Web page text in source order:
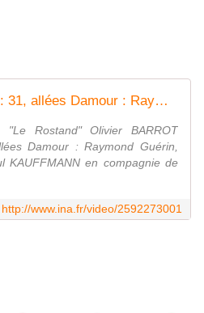
Jean Paul Kauffmann : 31, allées Damour : Raymond Guérin, 1905 1955
Rostand" Olivier BARROT
Damour : Raymond Guérin,
KAUFFMANN en compagnie de
http://www.ina.fr/video/2592273001